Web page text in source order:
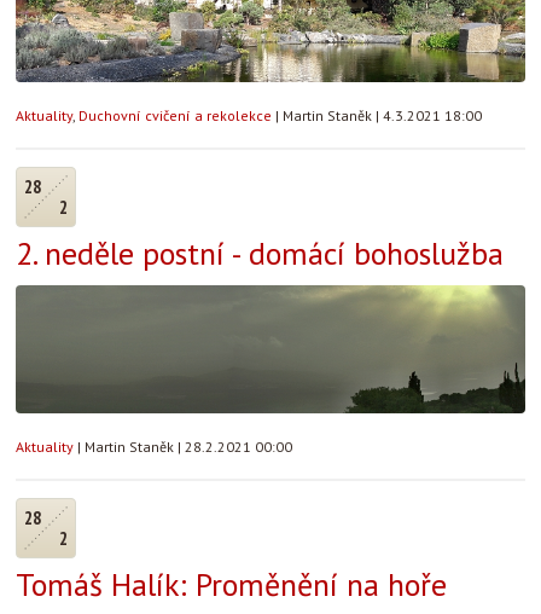
Aktuality, Duchovní cvičení a rekolekce | Martin Staněk | 4.3.2021 18:00
28
2
2. neděle postní - domácí bohoslužba
Aktuality | Martin Staněk | 28.2.2021 00:00
28
2
Tomáš Halík: Proměnění na hoře